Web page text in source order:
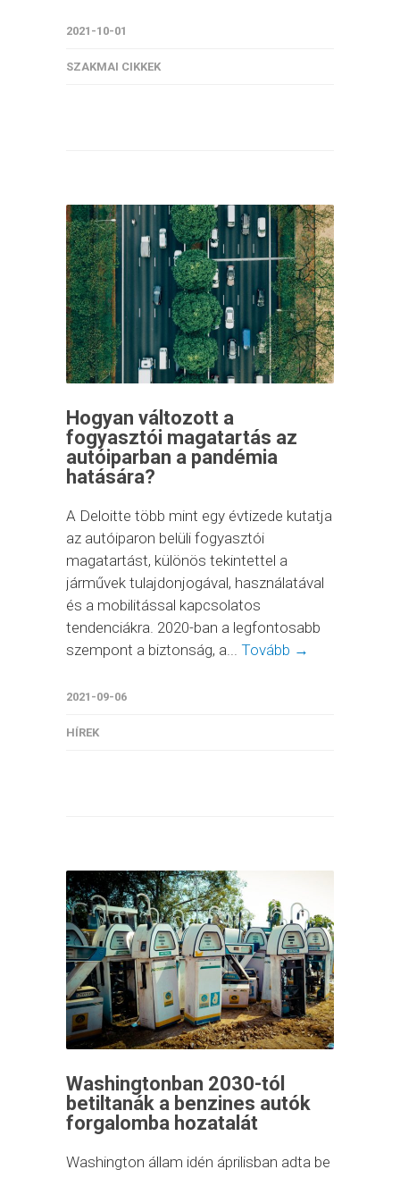
2021-10-01
SZAKMAI CIKKEK
Hogyan változott a
fogyasztói magatartás az
autóiparban a pandémia
hatására?
A Deloitte több mint egy évtizede kutatja
az autóiparon belüli fogyasztói
magatartást, különös tekintettel a
járművek tulajdonjogával, használatával
és a mobilitással kapcsolatos
tendenciákra. 2020-ban a legfontosabb
szempont a biztonság, a... Tovább →
2021-09-06
HÍREK
Washingtonban 2030-tól
betiltanák a benzines autók
forgalomba hozatalát
Washington állam idén áprilisban adta be